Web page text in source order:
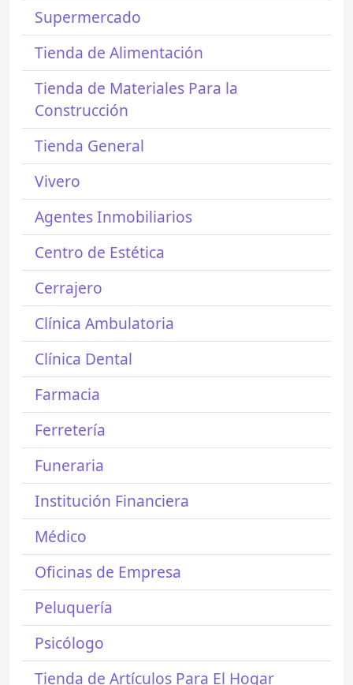
Supermercado
Tienda de Alimentación
Tienda de Materiales Para la
Construcción
Tienda General
Vivero
Agentes Inmobiliarios
Centro de Estética
Cerrajero
Clínica Ambulatoria
Clínica Dental
Farmacia
Ferretería
Funeraria
Institución Financiera
Médico
Oficinas de Empresa
Peluquería
Psicólogo
Tienda de Artículos Para El Hogar